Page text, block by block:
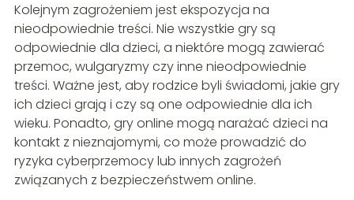
Kolejnym zagrożeniem jest ekspozycja na
nieodpowiednie treści. Nie wszystkie gry są
odpowiednie dla dzieci, a niektóre mogą zawierać
przemoc, wulgaryzmy czy inne nieodpowiednie
treści. Ważne jest, aby rodzice byli świadomi, jakie gry
ich dzieci grają i czy są one odpowiednie dla ich
wieku. Ponadto, gry online mogą narażać dzieci na
kontakt z nieznajomymi, co może prowadzić do
ryzyka cyberprzemocy lub innych zagrożeń
związanych z bezpieczeństwem online.